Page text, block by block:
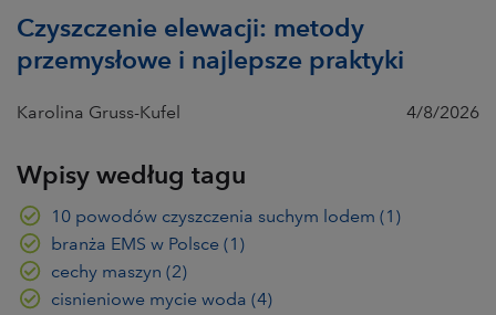
Czyszczenie elewacji: metody
przemysłowe i najlepsze praktyki
Karolina Gruss-Kufel 4/8/2026
Wpisy według tagu
10 powodów czyszczenia suchym lodem (1)
branża EMS w Polsce (1)
cechy maszyn (2)
cisnieniowe mycie woda (4)